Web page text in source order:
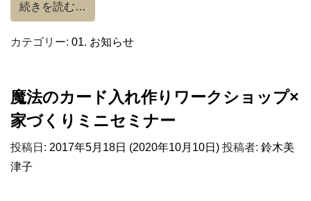
続きを読む…
カテゴリー: 01. お知らせ
魔法のカード入れ作りワークショップ×
家づくりミニセミナー
投稿日: 2017年5月18日 (2020年10月10日) 投稿者: 鈴木美
津子